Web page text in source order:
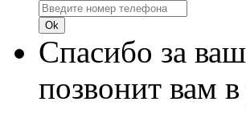
Спасибо за
позвонит вам